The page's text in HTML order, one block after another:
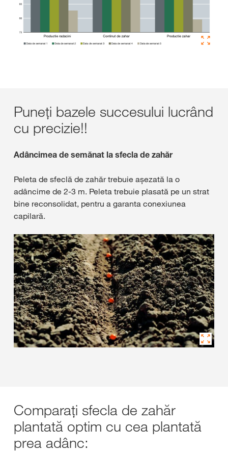
Puneți bazele succesului lucrând
cu precizie!!
Adâncimea de semănat la sfecla de zahăr
Peleta de sfeclă de zahăr trebuie așezată la o
adâncime de 2-3 m. Peleta trebuie plasată pe un strat
bine reconsolidat, pentru a garanta conexiunea
capilară.
Comparați sfecla de zahăr
plantată optim cu cea plantată
prea adânc: